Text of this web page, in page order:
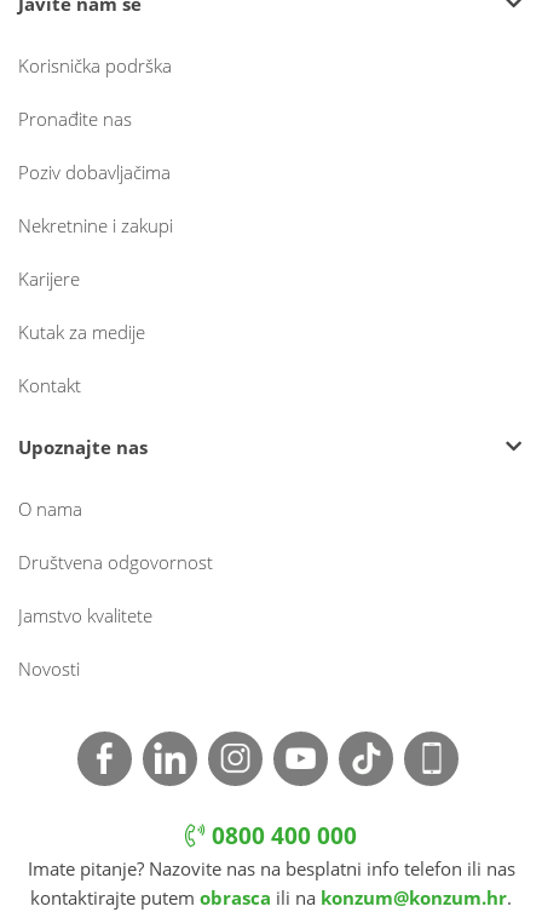
Korisnička podrška
Pronađite nas
Poziv dobavljačima
Nekretnine i zakupi
Karijere
Kutak za medije
Kontakt
Upoznajte nas
O nama
Društvena odgovornost
Jamstvo kvalitete
Novosti
0800 400 000
Imate pitanje? Nazovite nas na besplatni info telefon ili nas
kontaktirajte putem obrasca ili na konzum@konzum.hr.